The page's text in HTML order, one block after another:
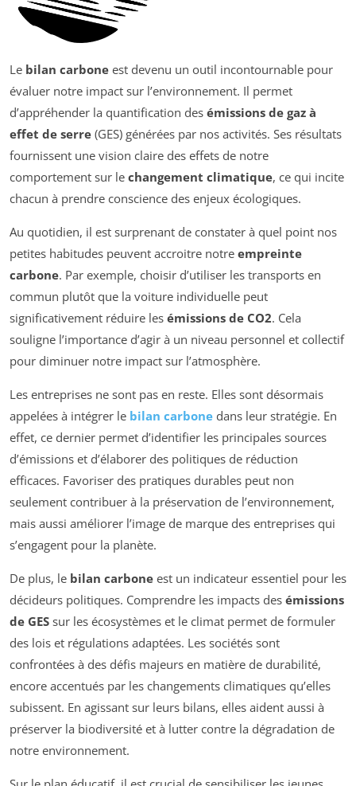
Le bilan carbone est devenu un outil incontournable pour
évaluer notre impact sur l’environnement. Il permet
d’appréhender la quantification des émissions de gaz à
effet de serre (GES) générées par nos activités. Ses résultats
fournissent une vision claire des effets de notre
comportement sur le changement climatique, ce qui incite
chacun à prendre conscience des enjeux écologiques.
Au quotidien, il est surprenant de constater à quel point nos
petites habitudes peuvent accroitre notre empreinte
carbone. Par exemple, choisir d’utiliser les transports en
commun plutôt que la voiture individuelle peut
significativement réduire les émissions de CO2. Cela
souligne l’importance d’agir à un niveau personnel et collectif
pour diminuer notre impact sur l’atmosphère.
Les entreprises ne sont pas en reste. Elles sont désormais
appelées à intégrer le bilan carbone dans leur stratégie. En
effet, ce dernier permet d’identifier les principales sources
d’émissions et d’élaborer des politiques de réduction
efficaces. Favoriser des pratiques durables peut non
seulement contribuer à la préservation de l’environnement,
mais aussi améliorer l’image de marque des entreprises qui
s’engagent pour la planète.
De plus, le bilan carbone est un indicateur essentiel pour les
décideurs politiques. Comprendre les impacts des émissions
de GES sur les écosystèmes et le climat permet de formuler
des lois et régulations adaptées. Les sociétés sont
confrontées à des défis majeurs en matière de durabilité,
encore accentués par les changements climatiques qu’elles
subissent. En agissant sur leurs bilans, elles aident aussi à
préserver la biodiversité et à lutter contre la dégradation de
notre environnement.